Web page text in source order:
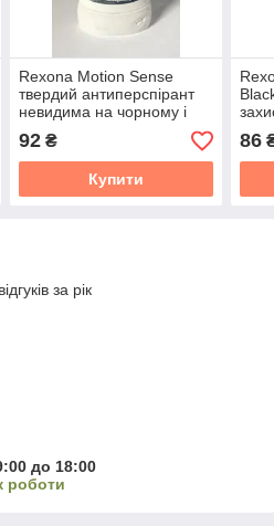
Rexona Motion Sense
твердий антиперспірант
невидима на чорному і
білому
92₴
Купити
86
за рік
до 18:00
роботи